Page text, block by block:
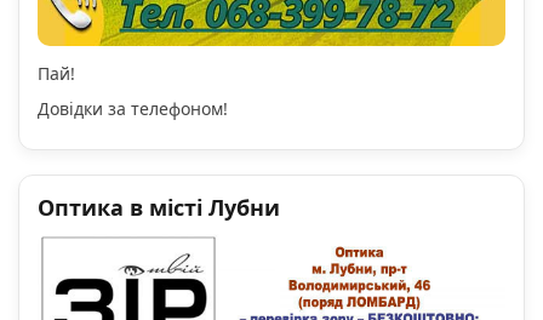
Пай!
Довідки за телефоном!
Оптика в місті Лубни